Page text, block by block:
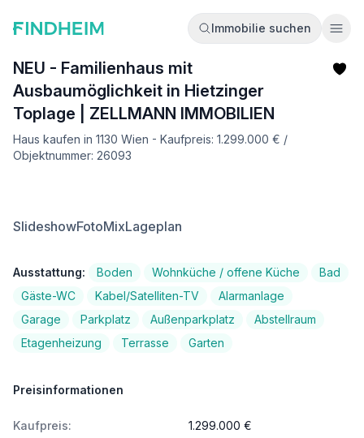
Immobilie suchen
NEU - Familienhaus mit
Ausbaumöglichkeit in Hietzinger
Toplage | ZELLMANN IMMOBILIEN
Haus kaufen in 1130 Wien - Kaufpreis: 1.299.000 € /
Objektnummer: 26093
SlideshowFotoMixLageplan
Ausstattung: Boden Wohnküche / offene Küche
Bad
Gäste-WC
Kabel/Satelliten-TV
Alarmanlage
Garage
Parkplatz Außenparkplatz
Abstellraum
Etagenheizung
Terrasse Garten
Preisinformationen
Kaufpreis: 1.299.000 €